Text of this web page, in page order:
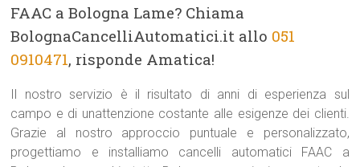
FAAC a Bologna Lame? Chiama
BolognaCancelliAutomatici.it allo 051
0910471, risponde Amatica!
Il nostro servizio è il risultato di anni di esperienza sul
campo e di unattenzione costante alle esigenze dei clienti.
Grazie al nostro approccio puntuale e personalizzato,
progettiamo e installiamo cancelli automatici FAAC a